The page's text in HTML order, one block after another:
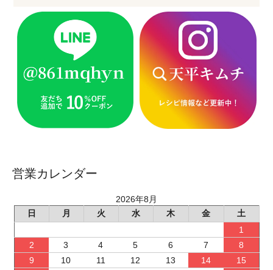
営業カレンダー
2026年8月
日
月 火 水 木 金
土
1
2
3 4 5 6 7
8
9
10 11 12 13 14
15